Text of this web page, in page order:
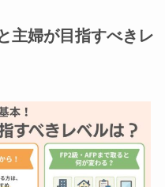
主婦が目指すべきレ